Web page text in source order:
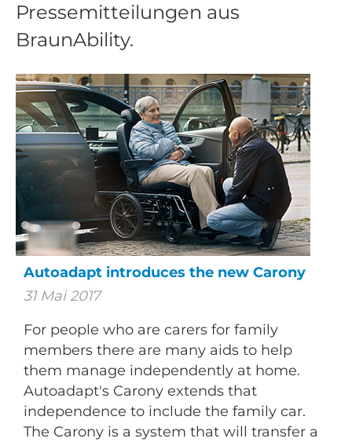
Pressemitteilungen aus
BraunAbility.
Autoadapt introduces the new Carony
31 Mai 2017
For people who are carers for family
members there are many aids to help
them manage independently at home.
Autoadapt's Carony extends that
independence to include the family car.
The Carony is a system that will transfer a